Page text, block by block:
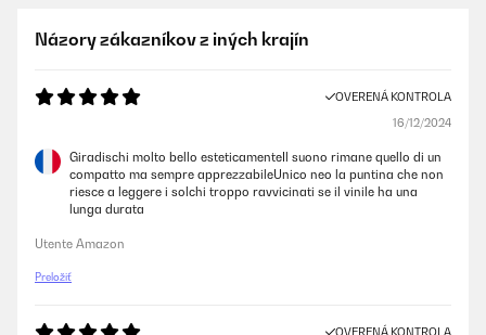
Názory zákazníkov z iných krajín
OVERENÁ KONTROLA
16/12/2024
Giradischi molto bello esteticamenteIl suono rimane quello di un
compatto ma sempre apprezzabileUnico neo la puntina che non
riesce a leggere i solchi troppo ravvicinati se il vinile ha una
lunga durata
Utente Amazon
Preložiť
OVERENÁ KONTROLA